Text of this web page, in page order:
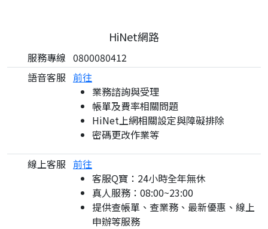
HiNet網路
服務專線 0800080412
語音客服 前往
業務諮詢與受理
帳單及費率相關問題
HiNet上網相關設定與障礙排除
密碼更改作業等
線上客服 前往
客服Q寶：24小時全年無休
真人服務：08:00~23:00
提供查帳單、查業務、最新優惠、線上
申辦等服務